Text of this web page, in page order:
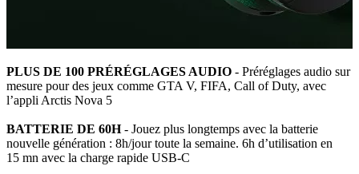
PLUS DE 100 PRÉRÉGLAGES AUDIO - Préréglages audio sur
mesure pour des jeux comme GTA V, FIFA, Call of Duty, avec
l’appli Arctis Nova 5
BATTERIE DE 60H- Jouez plus longtemps avec la batterie
nouvelle génération : 8h/jour toute la semaine. 6h d’utilisation en
15 mn avec la charge rapide USB-C